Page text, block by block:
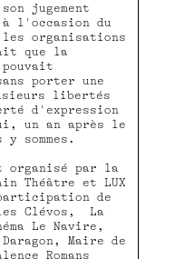
jugement
à l'occasion du
organisations
que la
porter une
libertés
d'expression
un an après le
sommes.
organisé par la
Théâtre et LUX
de
les Clévos, La
Le Navire,
Maire de
Romans